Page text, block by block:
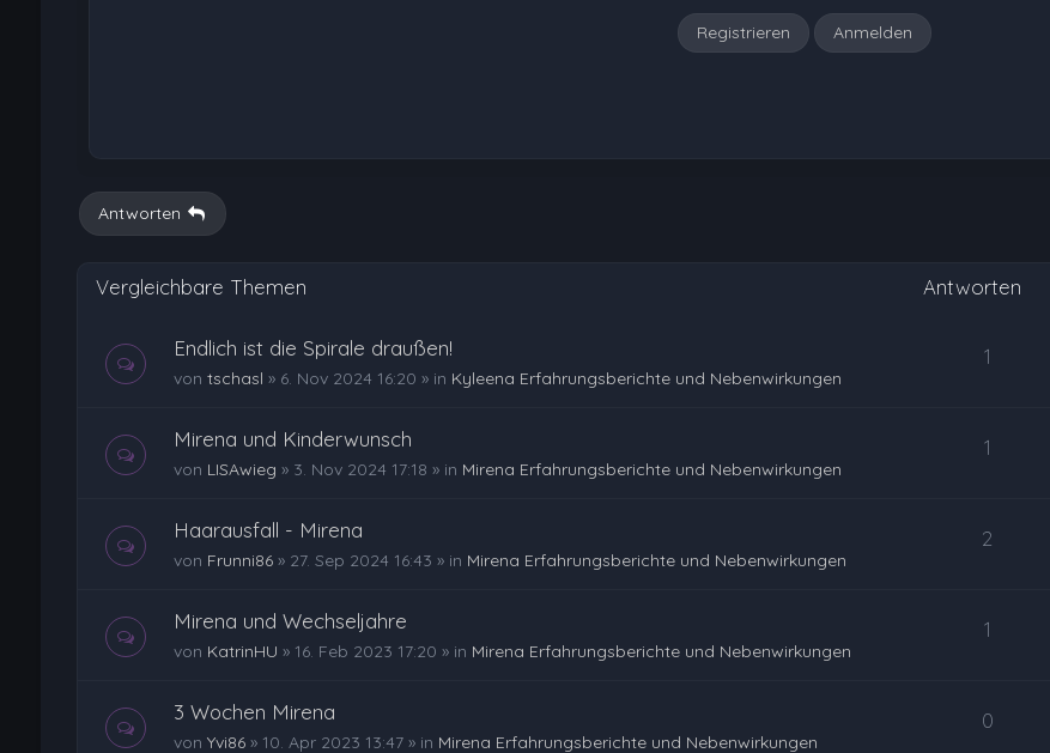
Registrieren Anmelden
Antworten
Vergleichbare Themen Antworten
Endlich ist die Spirale draußen!
von tschasl » 6. Nov 2024 16:20 » in Kyleena Erfahrungsberichte und Nebenwirkungen
1
Mirena und Kinderwunsch
von LISAwieg » 3. Nov 2024 17:18 » in Mirena Erfahrungsberichte und Nebenwirkungen
1
Haarausfall - Mirena
von Frunni86» 27. Sep 2024 16:43 » in Mirena Erfahrungsberichte und Nebenwirkungen
2
Mirena und Wechseljahre
von KatrinHU » 16. Feb 2023 17:20 » in Mirena Erfahrungsberichte und Nebenwirkungen
1
3 Wochen Mirena
von Yvi86» 10. Apr 2023 13:47» in Mirena Erfahrungsberichte und Nebenwirkungen
0